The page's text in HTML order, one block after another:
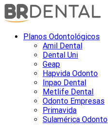
Planos Odontológicos
Amil Dental
Dental Uni
Geap
Hapvida Odonto
Inpao Dental
Metlife Dental
Odonto Empresas
Primavida
Sulamérica Odonto